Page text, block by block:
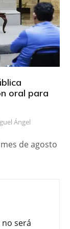
oral para
Ángel
de agosto
será